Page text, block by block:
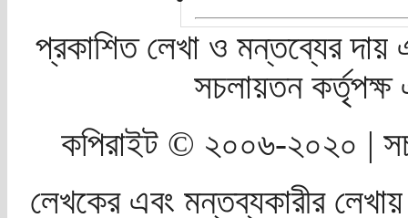
প্রকাশিত লেখা ও মন্তব্যের দায়
সচলায়তন
কপিরাইট © ২০০৬-২০২০ |
লেখকের এবং মন্তব্যকারীর